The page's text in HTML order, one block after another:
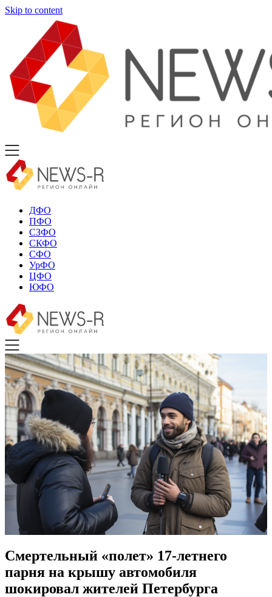
Skip to content
ДФО
ПФО
СЗФО
СКФО
СФО
УрФО
ЦФО
ЮФО
Смертельный «полет» 17-летнего
парня на крышу автомобиля
шокировал жителей Петербурга